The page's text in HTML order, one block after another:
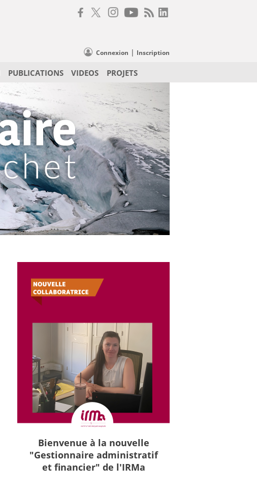
Connexion | Inscription
PUBLICATIONS VIDEOS PROJETS
Bienvenue à la nouvelle
"Gestionnaire administratif
et financier" de l'IRMa